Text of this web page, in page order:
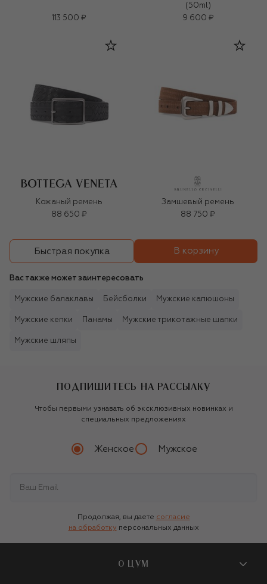
113 500 ₽
(50ml)
9 600 ₽
Кожаный ремень
88 650 ₽
Замшевый ремень
88 750 ₽
Быстрая покупка В корзину
Вас также может заинтересовать
Мужские балаклавы Бейсболки Мужские капюшоны
Мужские кепки Панамы Мужские трикотажные шапки
Мужские шляпы
ПОДПИШИТЕСЬ НА РАССЫЛКУ
Чтобы первыми узнавать об эксклюзивных новинках и
специальных предложениях
Женское Мужское
Продолжая, вы даете согласие
на обработку персональных данных
О ЦУМ